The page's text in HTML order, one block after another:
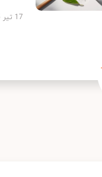
17 تیر 1405